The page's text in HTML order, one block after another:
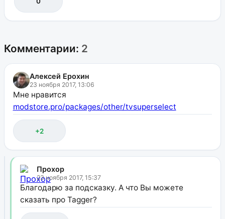
Комментарии: 2
Алексей Ерохин
23 ноября 2017, 13:06
Мне нравится
modstore.pro/packages/other/tvsuperselect
+2
Прохор
23 ноября 2017, 15:37
Благодарю за подсказку. А что Вы можете
сказать про Tagger?